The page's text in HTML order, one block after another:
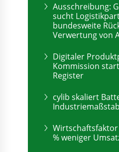
Ausschreibung:
sucht
bundesweite
Verwertung von
Digitaler
Kommission
Register
cylib skaliert
Industriemaßstab
% weniger